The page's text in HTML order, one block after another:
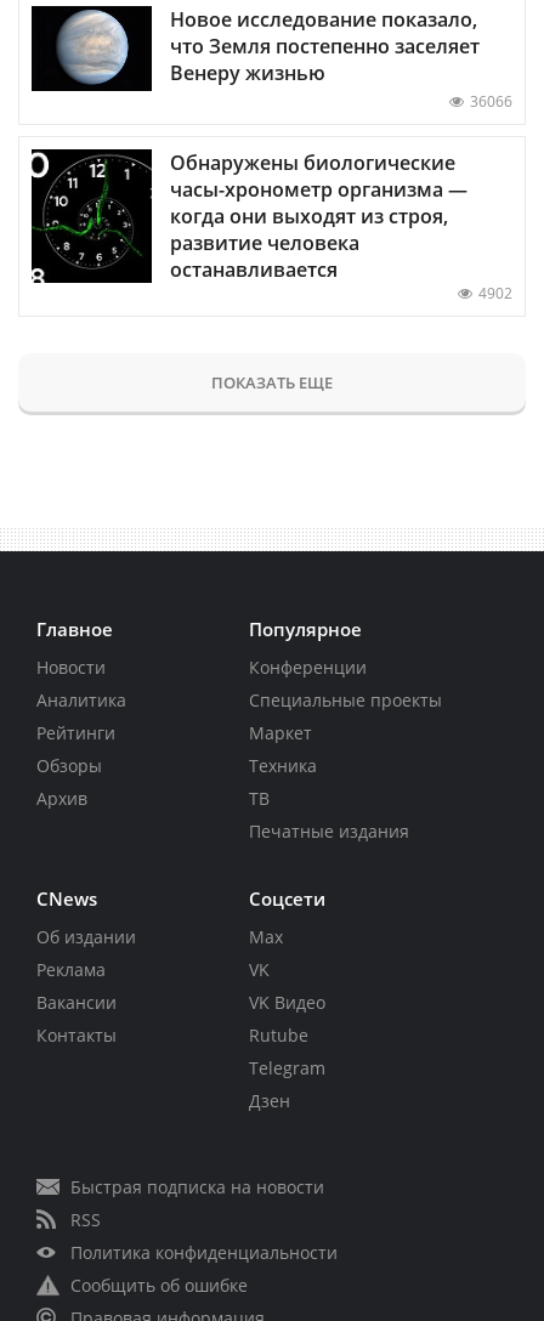
Новое исследование показало,
что Земля постепенно заселяет
Венеру жизнью
36066
Обнаружены биологические
часы-хронометр организма —
когда они выходят из строя,
развитие человека
останавливается
4902
ПОКАЗАТЬ ЕЩЕ
Главное
Новости
Аналитика
Рейтинги
Обзоры
Архив
Популярное
Конференции
Специальные проекты
Маркет
Техника
ТВ
Печатные издания
CNews
Об издании
Реклама
Вакансии
Контакты
Соцсети
Max
VK
VK Видео
Rutube
Telegram
Дзен
Быстрая подписка на новости
RSS
Политика конфиденциальности
Сообщить об ошибке